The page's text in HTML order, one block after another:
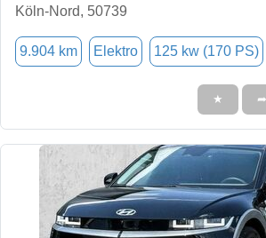
Köln-Nord, 50739
9.904 km Elektro 125 kw (170 PS)
★ ➦